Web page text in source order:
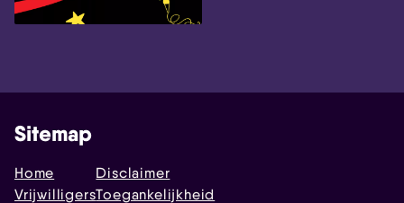
Sitemap
Home
Vrijwilligers
Disclaimer
Toegankelijkheid